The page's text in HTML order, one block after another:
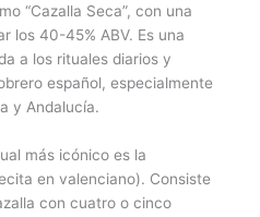
“Cazalla Seca”, con una
los 40-45% ABV. Es una
a los rituales diarios y
español, especialmente
y Andalucía.
más icónico es la
en valenciano). Consiste
con cuatro o cinco